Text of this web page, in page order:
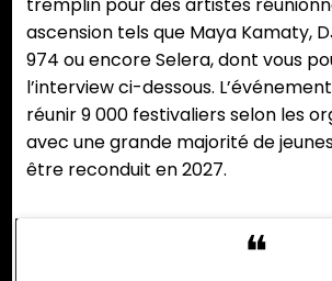
tremplin pour des artistes
ascension tels que Maya Kamaty,
974 ou encore Selera, dont vous
l’interview ci-dessous.
réunir 9 000 festivaliers selon les
avec une grande majorité de
être reconduit en 2027.